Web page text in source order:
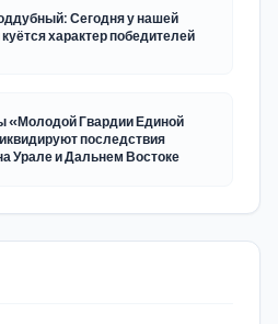
Сегодня у нашей
характер победителей
«Молодой Гвардии Единой
последствия
Урале и Дальнем Востоке